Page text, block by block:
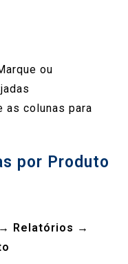
ou
as colunas para
por Produto
→ Relatórios →